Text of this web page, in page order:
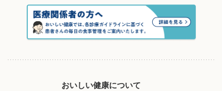
おいしい健康について